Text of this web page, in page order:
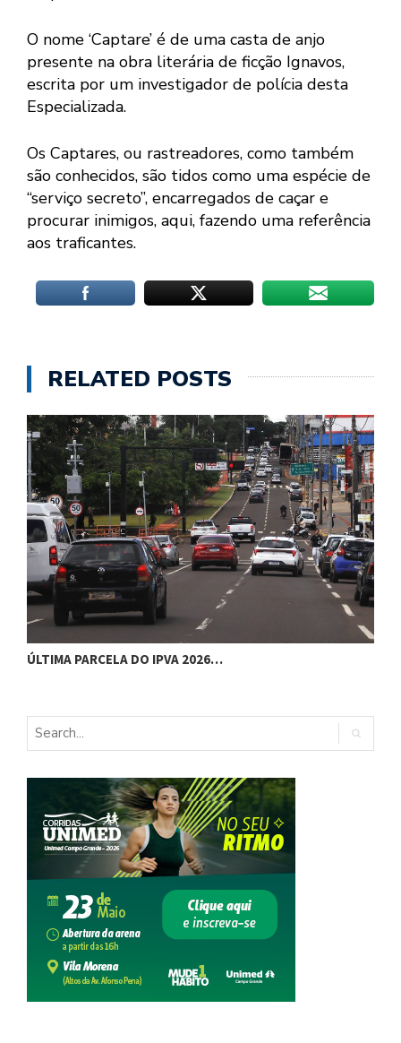
O nome ‘Captare’ é de uma casta de anjo
presente na obra literária de ficção Ignavos,
escrita por um investigador de polícia desta
Especializada.
Os Captares, ou rastreadores, como também
são conhecidos, são tidos como uma espécie de
“serviço secreto”, encarregados de caçar e
procurar inimigos, aqui, fazendo uma referência
aos traficantes.
RELATED POSTS
ÚLTIMA PARCELA DO IPVA 2026…